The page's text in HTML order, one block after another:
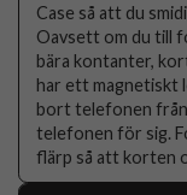
Case så att du
Oavsett om du till
bära kontanter,
har ett magnetiskt
bort telefonen från
telefonen för sig.
flärp så att korten